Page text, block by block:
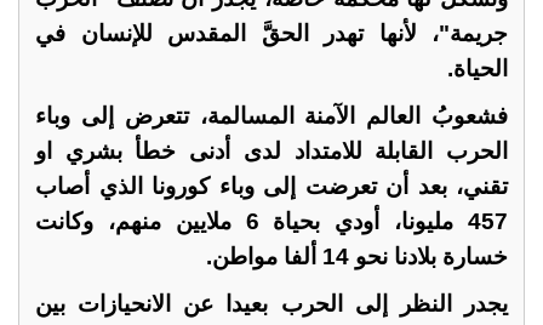
جريمة"، لأنها تهدر الحقَّ المقدس للإنسان في
الحياة.
فشعوبُ العالم الآمنة المسالمة، تتعرض إلى وباء
الحرب القابلة للامتداد لدى أدنى خطأ بشري او
تقني، بعد أن تعرضت إلى وباء كورونا الذي أصاب
457 مليونا، أودي بحياة 6 ملايين منهم، وكانت
خسارة بلادنا نحو 14 ألفا مواطن.
يجدر النظر إلى الحرب بعيدا عن الانحيازات بين